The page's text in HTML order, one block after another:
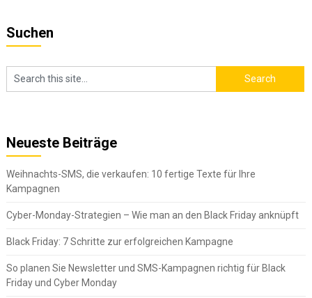
Suchen
Neueste Beiträge
Weihnachts-SMS, die verkaufen: 10 fertige Texte für Ihre
Kampagnen
Cyber-Monday-Strategien – Wie man an den Black Friday anknüpft
Black Friday: 7 Schritte zur erfolgreichen Kampagne
So planen Sie Newsletter und SMS-Kampagnen richtig für Black
Friday und Cyber Monday